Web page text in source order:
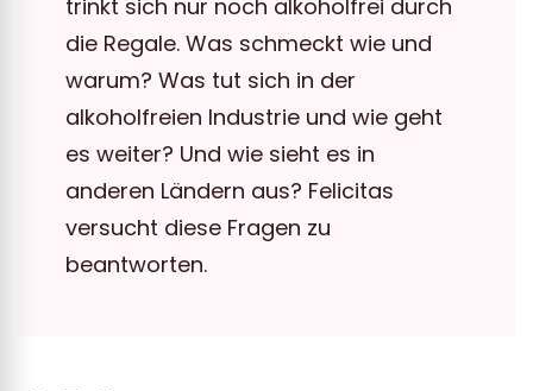
trinkt sich nur noch alkoholfrei durch
die Regale. Was schmeckt wie und
warum? Was tut sich in der
alkoholfreien Industrie und wie geht
es weiter? Und wie sieht es in
anderen Ländern aus? Felicitas
versucht diese Fragen zu
beantworten.